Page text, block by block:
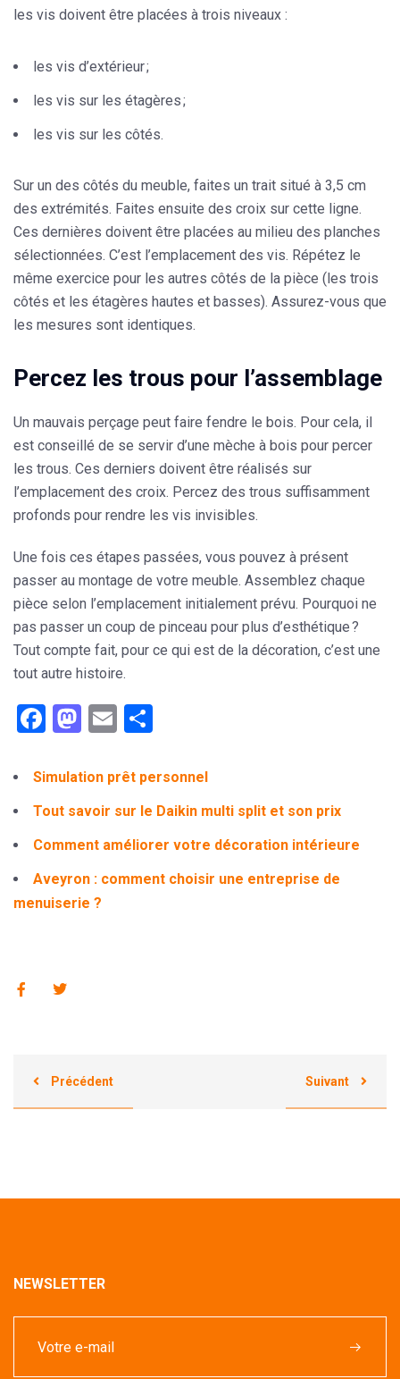
les vis doivent être placées à trois niveaux :
les vis d’extérieur ;
les vis sur les étagères ;
les vis sur les côtés.
Sur un des côtés du meuble, faites un trait situé à 3,5 cm
des extrémités. Faites ensuite des croix sur cette ligne.
Ces dernières doivent être placées au milieu des planches
sélectionnées. C’est l’emplacement des vis. Répétez le
même exercice pour les autres côtés de la pièce (les trois
côtés et les étagères hautes et basses). Assurez-vous que
les mesures sont identiques.
Percez les trous pour l’assemblage
Un mauvais perçage peut faire fendre le bois. Pour cela, il
est conseillé de se servir d’une mèche à bois pour percer
les trous. Ces derniers doivent être réalisés sur
l’emplacement des croix. Percez des trous suffisamment
profonds pour rendre les vis invisibles.
Une fois ces étapes passées, vous pouvez à présent
passer au montage de votre meuble. Assemblez chaque
pièce selon l’emplacement initialement prévu. Pourquoi ne
pas passer un coup de pinceau pour plus d’esthétique ?
Tout compte fait, pour ce qui est de la décoration, c’est une
tout autre histoire.
Facebook
Mastodon
Email
Simulation prêt personnel
Tout savoir sur le Daikin multi split et son prix
Comment améliorer votre décoration intérieure
Aveyron : comment choisir une entreprise de
menuiserie ?
Précédent Suivant
NEWSLETTER